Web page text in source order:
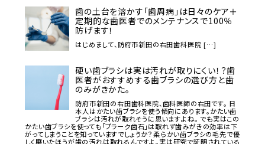
歯の土台を溶かす「歯周病」は日々のケア＋
定期的な歯医者でのメンテナンスで100％
防げます！
はじめまして、防府市新田の右田歯科医院 […]
硬い歯ブラシは実は汚れが取りにくい！？歯
医者がおすすめする歯ブラシの選び方と歯
のみがきかた。
防府市新田の右田歯科医院、歯科医師の右田です。 日
本人はかたい歯ブラシを使う傾向にあります。かたい歯
ブラシは汚れが取れそうに思いますよね。 でも実はこの
かたい歯ブラシを使っても「プラーク歯石」は取れず歯みがきの効率は下
がってしまうことを知っていますでしょうか？柔らかい歯ブラシの毛先で優
しく磨いたほうが歯の汚れは取れるんですよ。実は研究で証明されている